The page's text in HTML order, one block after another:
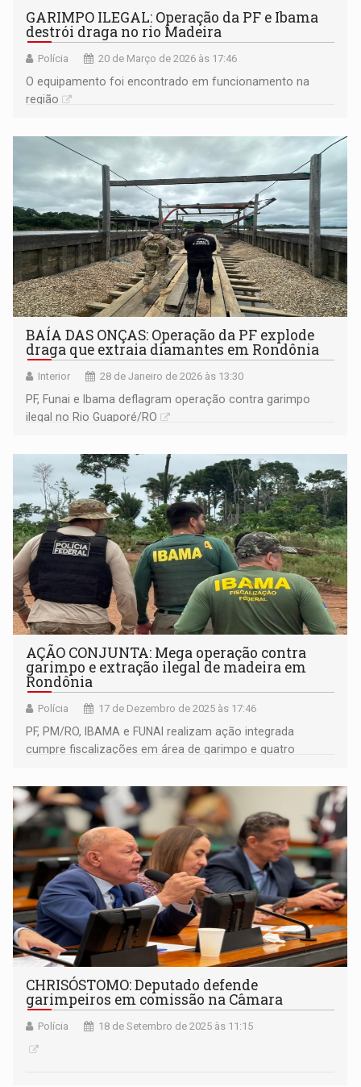
GARIMPO ILEGAL: Operação da PF e Ibama
destrói draga no rio Madeira
Polícia 20 de Março de 2026 às 17:46
O equipamento foi encontrado em funcionamento na
região
BAÍA DAS ONÇAS: Operação da PF explode
draga que extraia diamantes em Rondônia
Interior 28 de Janeiro de 2026 às 13:30
PF, Funai e Ibama deflagram operação contra garimpo
ilegal no Rio Guaporé/RO
AÇÃO CONJUNTA: Mega operação contra
garimpo e extração ilegal de madeira em
Rondônia
Polícia 17 de Dezembro de 2025 às 17:46
PF, PM/RO, IBAMA e FUNAI realizam ação integrada
cumpre fiscalizações em área de garimpo e quatro
CHRISÓSTOMO: Deputado defende
garimpeiros em comissão na Câmara
Polícia 18 de Setembro de 2025 às 11:15